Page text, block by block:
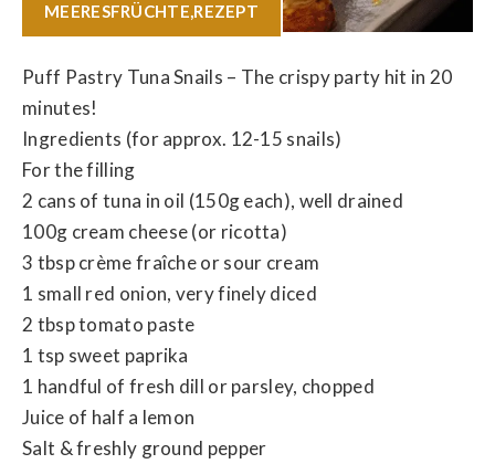
MEERESFRÜCHTE,REZEPT
Puff Pastry Tuna Snails – The crispy party hit in 20
minutes!
Ingredients (for approx. 12-15 snails)
For the filling
2 cans of tuna in oil (150g each), well drained
100g cream cheese (or ricotta)
3 tbsp crème fraîche or sour cream
1 small red onion, very finely diced
2 tbsp tomato paste
1 tsp sweet paprika
1 handful of fresh dill or parsley, chopped
Juice of half a lemon
Salt & freshly ground pepper